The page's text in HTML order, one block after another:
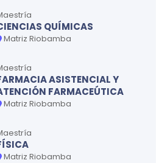
QUÍMICAS
Matriz Riobamba
ASISTENCIAL Y
FARMACEÚTICA
Matriz Riobamba
Matriz Riobamba